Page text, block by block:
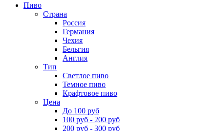
Пиво
Страна
Россия
Германия
Чехия
Бельгия
Англия
Тип
Светлое пиво
Темное пиво
Крафтовое пиво
Цена
До 100 руб
100 руб - 200 руб
200 руб - 300 руб